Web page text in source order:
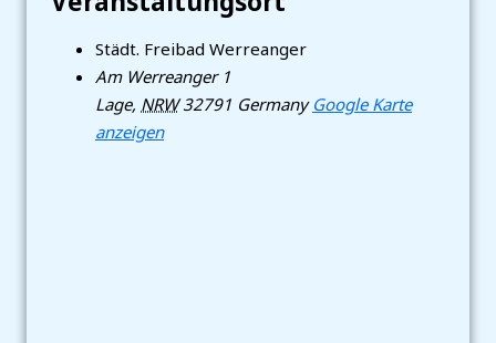
Städt. Freibad Werreanger
Am Werreanger 1
Lage, NRW 32791 Germany Google Karte
anzeigen